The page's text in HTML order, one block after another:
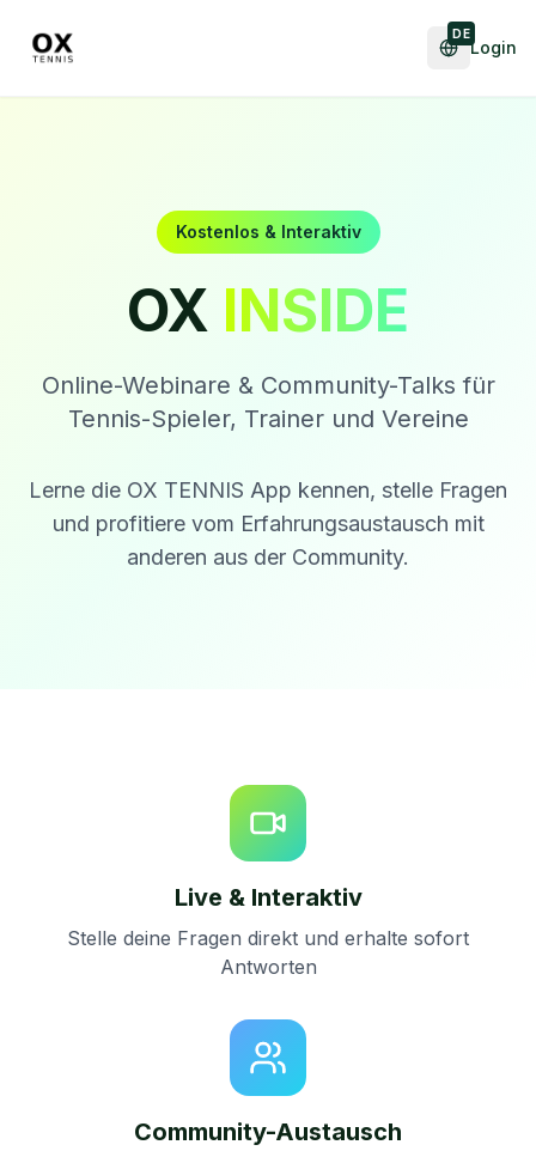
DE
Login
Kostenlos & Interaktiv
OX INSIDE
Online-Webinare & Community-Talks für
Tennis-Spieler, Trainer und Vereine
Lerne die OX TENNIS App kennen, stelle Fragen
und profitiere vom Erfahrungsaustausch mit
anderen aus der Community.
Live & Interaktiv
Stelle deine Fragen direkt und erhalte sofort
Antworten
Community-Austausch